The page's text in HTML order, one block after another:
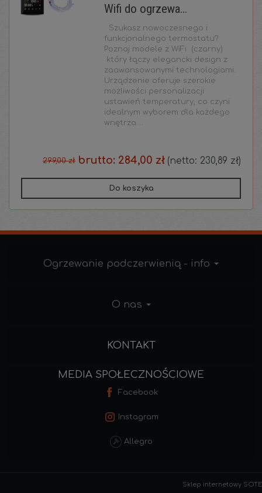
Wifi do ogrzewa...
Szukasz nowoczesnego i
funkcjonalnego termostatu?
Poznaj modele z WiFi (czarny)
który łączy elegancki design z
zaawansowanymi technologiami.
Urządzenie oferuje szerokie
możliwości personalizacji
ustawień temperatury, co czyni
idealnym wyborem dla każdego
wnętrza....
299,00 zł brutto: 284,00 zł (netto: 230,89 zł)
Do koszyka
Ogrzewanie podczerwienią - info
O nas
KONTAKT
MEDIA SPOŁECZNOŚCIOWE
Facebook
Instagram
Allegro
Sklep internetowy SOTE